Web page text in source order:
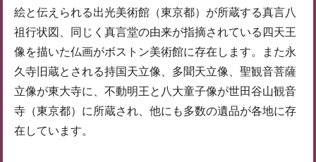
絵と伝えられる出光美術館（東京都）が所蔵する真言八
祖行状図、同じく真言堂の由来が指摘されている四天王
像を描いた仏画がボストン美術館に存在します。また永
久寺旧蔵とされる持国天立像、多聞天立像、聖観音菩薩
立像が東大寺に、不動明王と八大童子像が世田谷山観音
寺（東京都）に所蔵され、他にも多数の遺品が各地に存
在しています。